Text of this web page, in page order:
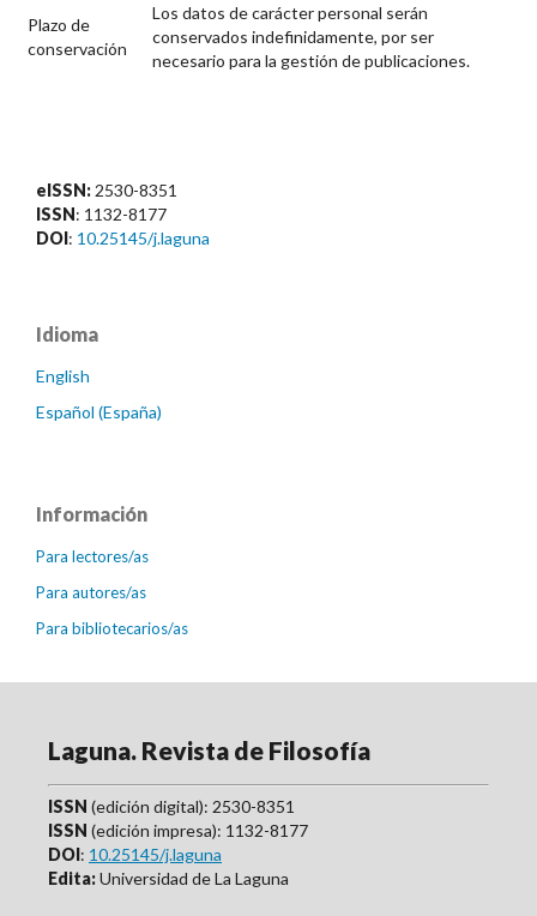
Plazo de
conservación
Los datos de carácter personal serán
conservados indefinidamente, por ser
necesario para la gestión de publicaciones.
eISSN: 2530-8351
ISSN: 1132-8177
DOI: 10.25145/j.laguna
Idioma
English
Español (España)
Información
Para lectores/as
Para autores/as
Para bibliotecarios/as
Laguna. Revista de Filosofía
ISSN (edición digital): 2530-8351
ISSN (edición impresa): 1132-8177
DOI: 10.25145/j.laguna
Edita:Universidad de La Laguna